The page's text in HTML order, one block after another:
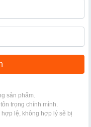
sản phẩm.
trọng chính mình.
lệ, không hợp lý sẽ bị